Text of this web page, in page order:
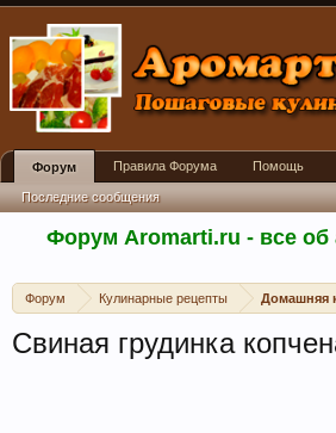
Форум Aromarti.ru - все об
Форум Кулинарные рецепты Домашняя
Свиная грудинка
Форум
Последние сообщения
Правила Форума Помощь